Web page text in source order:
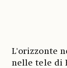
L'orizzonte
nelle tele di